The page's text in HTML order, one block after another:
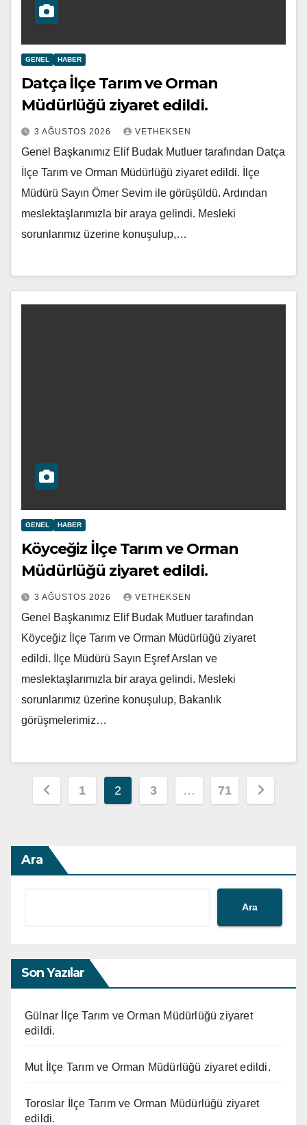
GENEL HABER
Datça İlçe Tarım ve Orman
Müdürlüğü ziyaret edildi.
3 AĞUSTOS 2026 VETHEKSEN
Genel Başkanımız Elif Budak Mutluer tarafından Datça
İlçe Tarım ve Orman Müdürlüğü ziyaret edildi. İlçe
Müdürü Sayın Ömer Sevim ile görüşüldü. Ardından
meslektaşlarımızla bir araya gelindi. Mesleki
sorunlarımız üzerine konuşulup,…
GENEL HABER
Köyceğiz İlçe Tarım ve Orman
Müdürlüğü ziyaret edildi.
3 AĞUSTOS 2026 VETHEKSEN
Genel Başkanımız Elif Budak Mutluer tarafından
Köyceğiz İlçe Tarım ve Orman Müdürlüğü ziyaret
edildi. İlçe Müdürü Sayın Eşref Arslan ve
meslektaşlarımızla bir araya gelindi. Mesleki
sorunlarımız üzerine konuşulup, Bakanlık
görüşmelerimiz…
Yazı
1 2 3 … 71
Ara
Ara
Son Yazılar
Gülnar İlçe Tarım ve Orman Müdürlüğü ziyaret
edildi.
Mut İlçe Tarım ve Orman Müdürlüğü ziyaret edildi.
Toroslar İlçe Tarım ve Orman Müdürlüğü ziyaret
edildi.